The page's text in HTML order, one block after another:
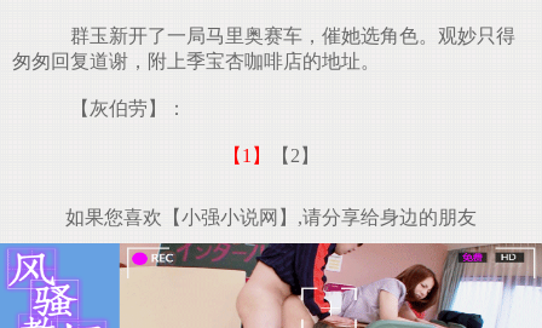
群玉新开了一局马里奥赛车，催她选角色。观妙只得
匆匆回复道谢，附上季宝杏咖啡店的地址。
【灰伯劳】：
【1】 【2】
如果您喜欢【小强小说网】,请分享给身边的朋友